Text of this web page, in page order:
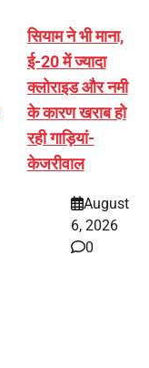
सियाम ने भी माना,
ई-20 में ज्यादा
क्लोराइड और नमी
के कारण खराब हो
रही गाड़ियां-
केजरीवाल
August
6, 2026
0